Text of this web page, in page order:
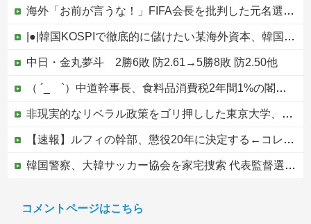
海外「お前が言うな！」FIFA会長を批判した元名選手に海外から猛反発！（海外の反応）
|●|韓国KOSPIで徹底的に儲けたい某海外資本、韓国人投資家に楽観的すぎる未来予測を提示して……
中日・金丸夢斗 2勝6敗 防2.61→5勝8敗 防2.50他
（ ´_ゝ`）中道幹事長、食料品消費税2年間1%の閣議決定を批判 → 記者「中道改革連合は食料品消費税ゼロを公約に掲げていたが？」→ 階猛氏「
非現実的なリベラル政策をゴリ押しした東京大学、貯金から無駄金を垂れ流しまくった結果……
【速報】ルフィの幹部、懲役20年に決定する←コレは妥当か？？？？？？？
韓国警察、大韓サッカー協会を家宅捜索 代表監督選考巡り
【移民政策反対】イオンの売り場で唐揚げを食う中国人の子供
コメントページはこちら